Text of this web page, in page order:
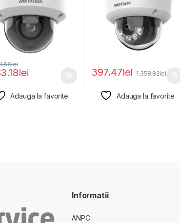
lei
lei
Adauga la favorite
397.47lei 1,358.82lei
Adauga la favorite
Informatii
ANPC